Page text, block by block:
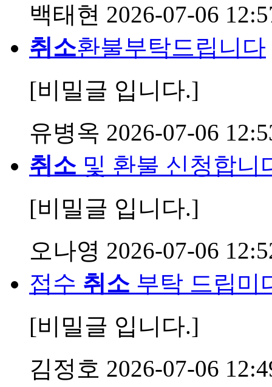
백태현 2026-07-06
취소환불부탁드립니다
[비밀글 입니다.]
유병옥 2026-07-06
취소 및 환불 신청합니
[비밀글 입니다.]
오나영 2026-07-06
접수 취소 부탁 드립미
[비밀글 입니다.]
김정호 2026-07-06